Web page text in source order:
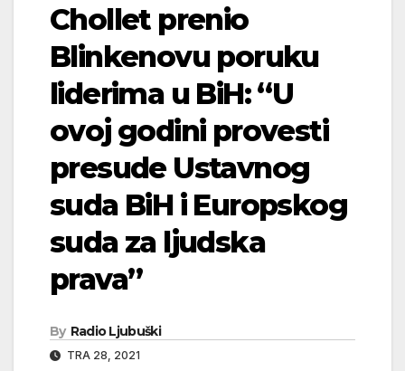
Chollet prenio
Blinkenovu poruku
liderima u BiH: “U
ovoj godini provesti
presude Ustavnog
suda BiH i Europskog
suda za ljudska
prava”
By Radio Ljubuški
TRA 28, 2021